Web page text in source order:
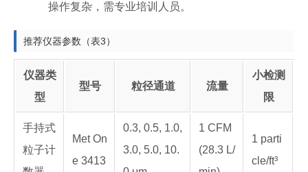
操作复杂，需专业培训人员。
推荐仪器参数（表3）
仪器类
型
型号 粒径通道 流量
小检测
限
手持式
粒子计
Met On
e 3413
0.3, 0.5, 1.0,
3.0, 5.0, 10.
1 CFM
(28.3 L/
1 parti
cle/ft³